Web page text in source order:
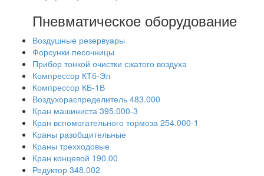
Пневматическое оборудование
Воздушные резервуары
Форсунки песочницы
Прибор тонкой очистки сжатого воздуха
Компрессор КТб-Эл
Компрессор КБ-1В
Воздухораспределитель 483.000
Кран машиниста 395.000-3
Кран вспомогательного тормоза 254.000-1
Краны разобщительные
Краны трехходовые
Кран концевой 190.00
Редуктор 348.002